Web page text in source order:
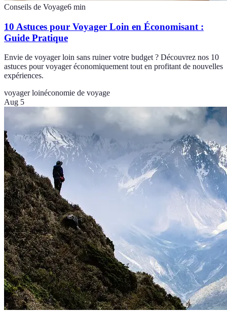
Conseils de Voyage6 min
10 Astuces pour Voyager Loin en Économisant :
Guide Pratique
Envie de voyager loin sans ruiner votre budget ? Découvrez nos 10
astuces pour voyager économiquement tout en profitant de nouvelles
expériences.
voyager loinéconomie de voyage
Aug 5